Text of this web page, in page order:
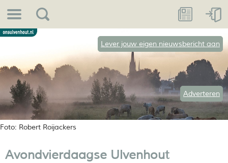
Foto: Robert Roijackers
Lever jouw eigen nieuwsbericht aan
Adverteren
Avondvierdaagse Ulvenhout